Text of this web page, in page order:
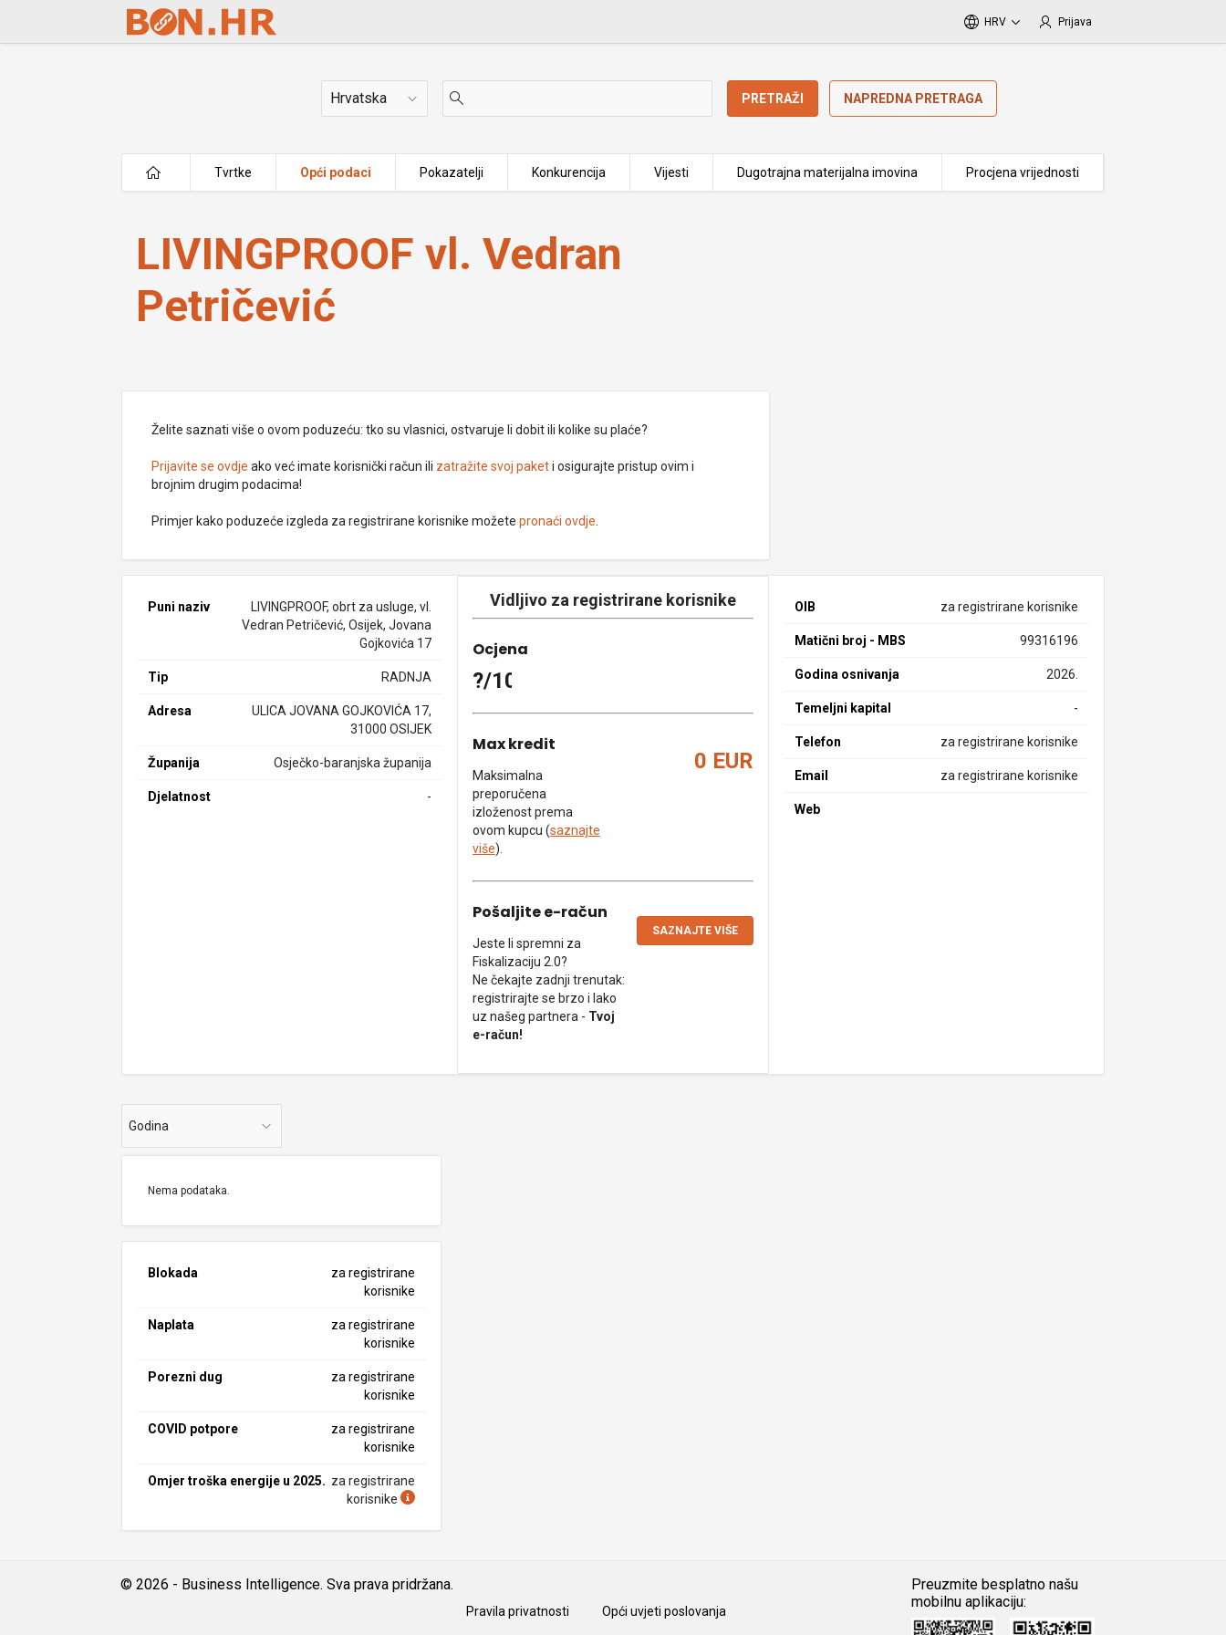
Skip to Main Content
HRV Prijava
Država PRETRAŽI NAPREDNA PRETRAGA
Tvrtke Opći podaci Pokazatelji Konkurencija Vijesti Dugotrajna materijalna imovina Procjena vrijednosti
LIVINGPROOF vl. Vedran Petričević
LIVINGPROOF vl. Vedran
Petričević
Želite saznati više o ovom poduzeću: tko su vlasnici, ostvaruje li dobit ili kolike su plaće?
Prijavite se ovdje ako već imate korisnički račun ili zatražite svoj paketi osigurajte pristup ovim i
brojnim drugim podacima!
Primjer kako poduzeće izgleda za registrirane korisnike možetepronaći ovdje
Puni naziv
LIVINGPROOF, obrt za usluge, vl.
Vedran Petričević, Osijek, Jovana
Gojkovića 17
Tip RADNJA
Adresa
ULICA JOVANA GOJKOVIĆA 17,
31000 OSIJEK
Županija Osječko-baranjska županija
Djelatnost -
Vidljivo za registrirane korisnike
Ocjena
?/10
Max kredit
Maksimalna
preporučena
izloženost prema
ovom kupcu (saznajte
više).
0 EUR
Pošaljite e-račun
Jeste li spremni za
Fiskalizaciju 2.0?
Ne čekajte zadnji trenutak:
registrirajte se brzo i lako
uz našeg partnera - Tvoj
e-račun!
SAZNAJTE VIŠE
OIB za registrirane korisnike
Matični broj - MBS 99316196
Godina osnivanja 2026.
Temeljni kapital -
Telefon za registrirane korisnike
Email za registrirane korisnike
Web
Godina
Nema podataka.
Blokada
za registrirane
korisnike
Naplata
za registrirane
korisnike
Porezni dug
za registrirane
korisnike
COVID potpore
za registrirane
korisnike
Omjer troška energije u 2025. za registrirane
korisnike
© 2026 - Business Intelligence. Sva prava pridržana.
Pravila privatnosti Opći uvjeti poslovanja
Preuzmite besplatno našu
mobilnu aplikaciju:
Android iOS